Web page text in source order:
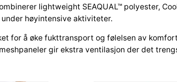
lightweight SEAQUAL™ polyester,
høyintensive aktiviteter.
for å øke fukttransport og følelsen av
gir ekstra ventilasjon der det